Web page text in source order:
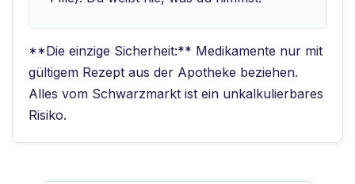
**Die einzige Sicherheit:** Medikamente nur mit
gültigem Rezept aus der Apotheke beziehen.
Alles vom Schwarzmarkt ist ein unkalkulierbares
Risiko.